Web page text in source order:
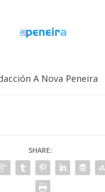
A Nova Peneira
SHARE: